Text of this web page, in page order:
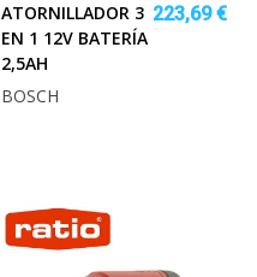
ATORNILLADOR 3
EN 1 12V BATERÍA
2,5AH
223,69 €
BOSCH